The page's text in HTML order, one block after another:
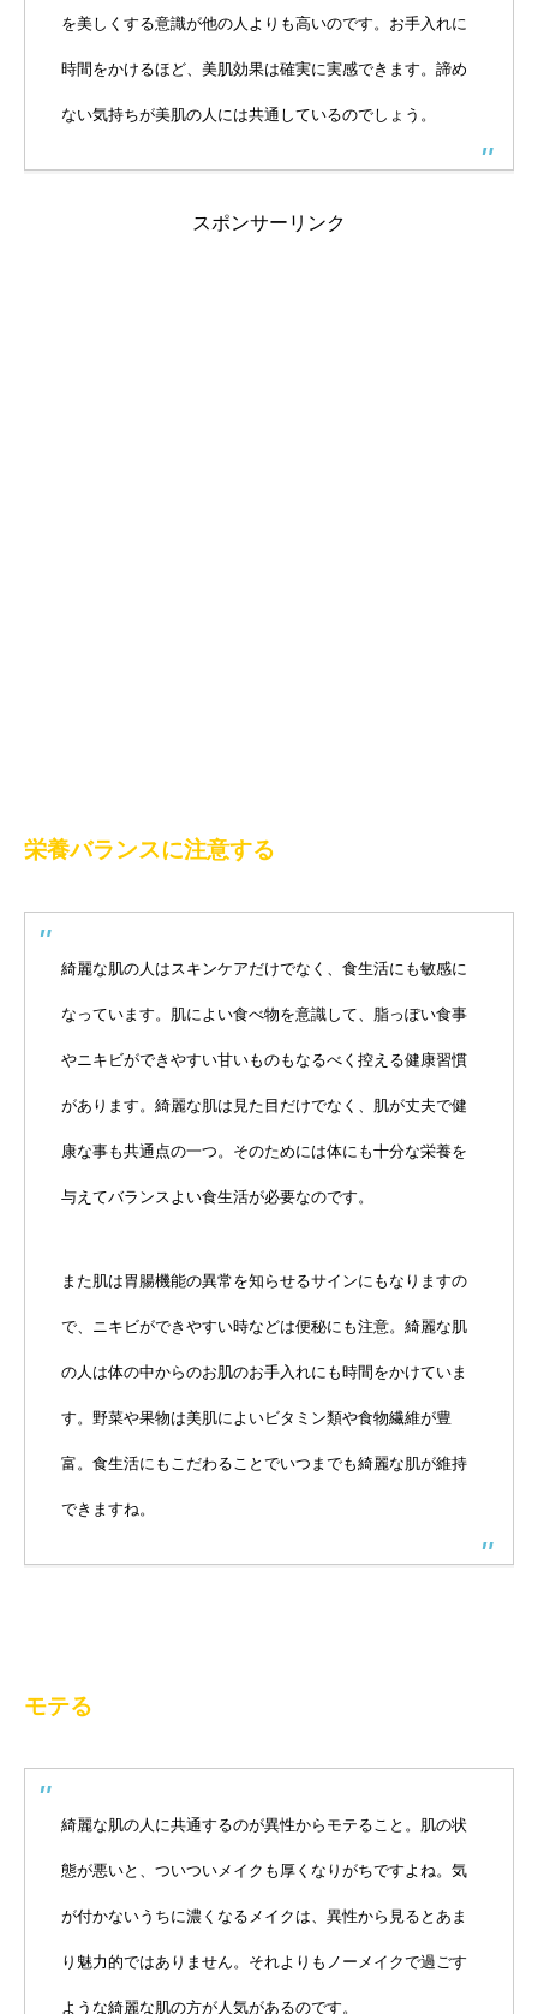
を美しくする意識が他の人よりも高いのです。お手入れに
時間をかけるほど、美肌効果は確実に実感できます。諦め
ない気持ちが美肌の人には共通しているのでしょう。
スポンサーリンク
栄養バランスに注意する
綺麗な肌の人はスキンケアだけでなく、食生活にも敏感に
なっています。肌によい食べ物を意識して、脂っぽい食事
やニキビができやすい甘いものもなるべく控える健康習慣
があります。綺麗な肌は見た目だけでなく、肌が丈夫で健
康な事も共通点の一つ。そのためには体にも十分な栄養を
与えてバランスよい食生活が必要なのです。
また肌は胃腸機能の異常を知らせるサインにもなりますの
で、ニキビができやすい時などは便秘にも注意。綺麗な肌
の人は体の中からのお肌のお手入れにも時間をかけていま
す。野菜や果物は美肌によいビタミン類や食物繊維が豊
富。食生活にもこだわることでいつまでも綺麗な肌が維持
できますね。
モテる
綺麗な肌の人に共通するのが異性からモテること。肌の状
態が悪いと、ついついメイクも厚くなりがちですよね。気
が付かないうちに濃くなるメイクは、異性から見るとあま
り魅力的ではありません。それよりもノーメイクで過ごす
ような綺麗な肌の方が人気があるのです。